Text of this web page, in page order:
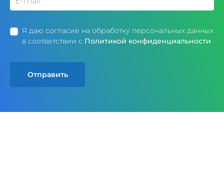
Я даю согласие на обработку персональных данных
в соответствии с Политикой конфиденциальности
Отправить